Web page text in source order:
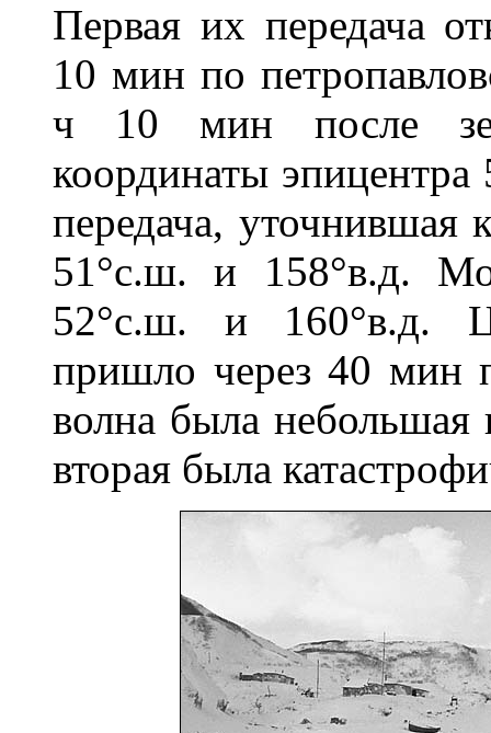
Первая их передача
10 мин по
ч 10 мин после
координаты эпицентра
передача, уточнившая
51°с.ш. и 158°в.д.
52°с.ш. и 160°в.д.
пришло через 40 мин
волна была небольшая
вторая была